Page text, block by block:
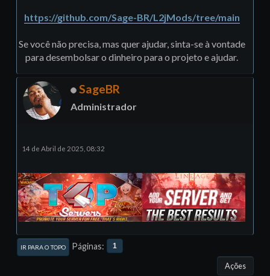
https://github.com/Sage-BR/L2jMods/tree/main
Se você não precisa, mas quer ajudar, sinta-se à vontade
para desembolsar o dinheiro para o projeto e ajudar.
SageBR
Administrador
14 de Abril de 2025, 08:32
IR PARA O TOPO Páginas 1
Ações